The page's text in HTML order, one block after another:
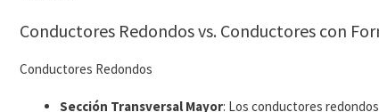
Conductores Redondos vs. Conductores con
Conductores Redondos
Sección Transversal Mayor: Los conductores